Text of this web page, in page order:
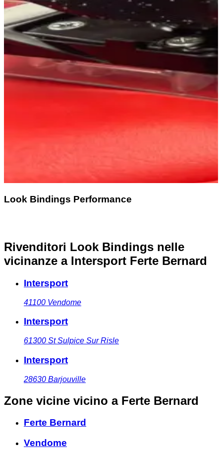
Look Bindings Performance
Rivenditori Look Bindings nelle
vicinanze a Intersport Ferte Bernard
Intersport
41100 Vendome
Intersport
61300 St Sulpice Sur Risle
Intersport
28630 Barjouville
Zone vicine vicino a Ferte Bernard
Ferte Bernard
Vendome